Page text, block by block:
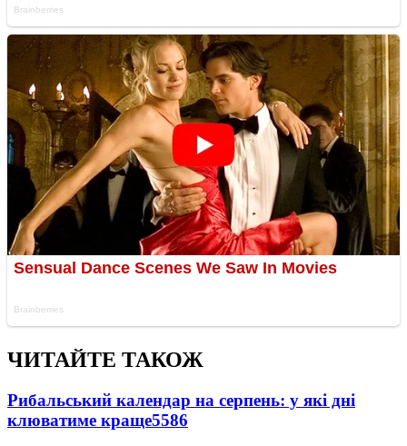
ЧИТАЙТЕ ТАКОЖ
Рибальський календар на серпень: у які дні
клюватиме краще5586